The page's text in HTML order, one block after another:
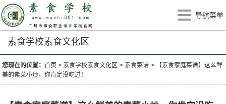
导航菜单
素食学校素食文化区
您现在的位置：首页 >素食学校素食文化区 >素食菜谱 >
【素食家庭菜谱】这么鲜
美的素菜小炒，你肯定没吃过！